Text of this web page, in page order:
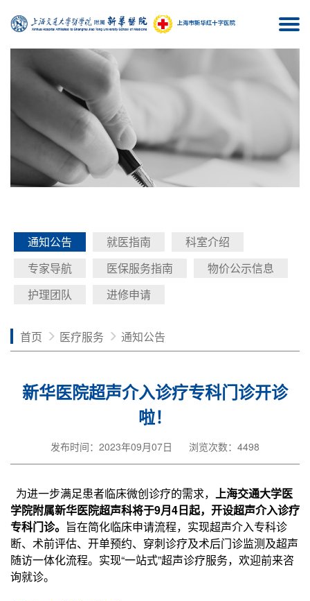
通知公告 就医指南
科室介绍
专家导航
医保服务指南
物价公示信息
护理团队
进修申请
首页 医疗服务 通知公告
新华医院超声介入诊疗专科门诊开诊
啦！
发布时间：2023年09月07日 浏览次数：4498
为进一步满足患者临床微创诊疗的需求， 上海交通大学医
学院附属新华医院超声科将于9月4日起，开设超声介入诊疗
专科门诊。 旨在简化临床申请流程，实现超声介入专科诊
断、术前评估、开单预约、穿刺诊疗及术后门诊监测及超声
随访一体化流程。实现“一站式”超声诊疗服务，欢迎前来咨
询就诊。